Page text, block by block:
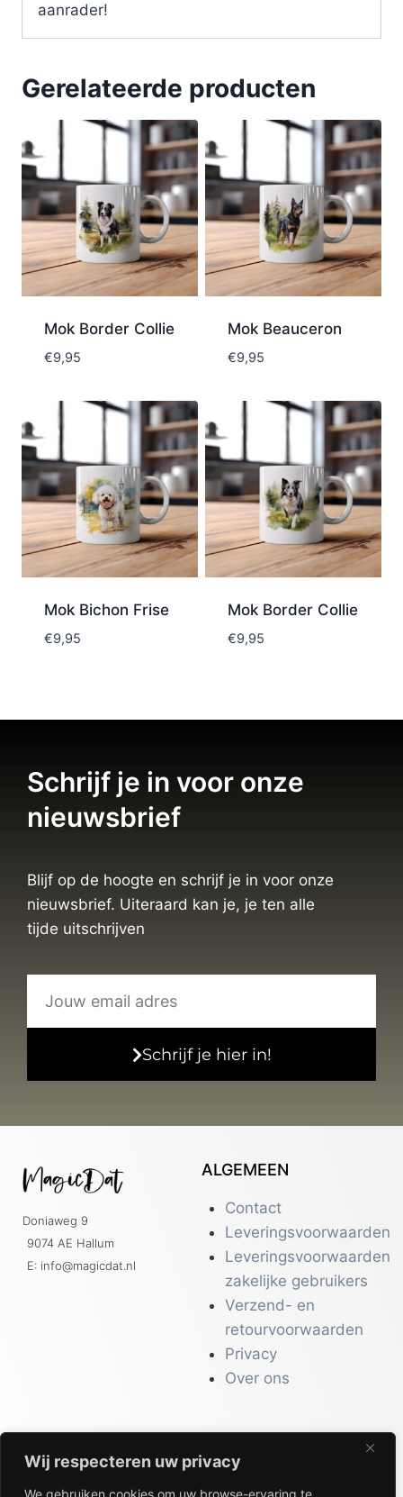
Wij respecteren uw privacy
We gebruiken cookies om uw browse-ervaring te
aanrader!
Gerelateerde producten
Mok Border Collie
€9,95
Mok Beauceron
€9,95
Mok Bichon Frise
€9,95
Mok Border Collie
€9,95
Schrijf je in voor onze
nieuwsbrief
Blijf op de hoogte en schrijf je in voor onze
nieuwsbrief. Uiteraard kan je, je ten alle
tijde uitschrijven
Schrijf je hier in!
Doniaweg 9
9074 AE Hallum
E: info@magicdat.nl
ALGEMEEN
Contact
Leveringsvoorwaarden
Leveringsvoorwaarden
zakelijke gebruikers
Verzend- en
retourvoorwaarden
Privacy
Over ons
CATALOGI